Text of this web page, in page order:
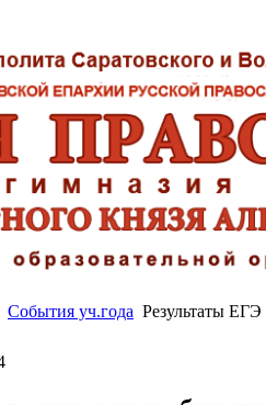
События уч.года Результаты